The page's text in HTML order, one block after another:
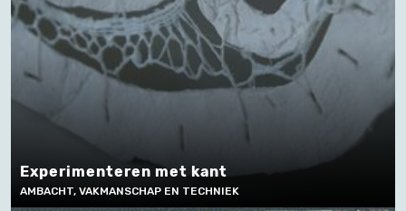
Experimenteren met kant
AMBACHT, VAKMANSCHAP EN TECHNIEK